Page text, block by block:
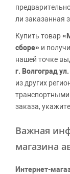
ли заказанная
Купить товар
сборе» и
нашей точке
г. Волгоград
из других
транспортными
заказа,
Важная
магазина
Интернет-